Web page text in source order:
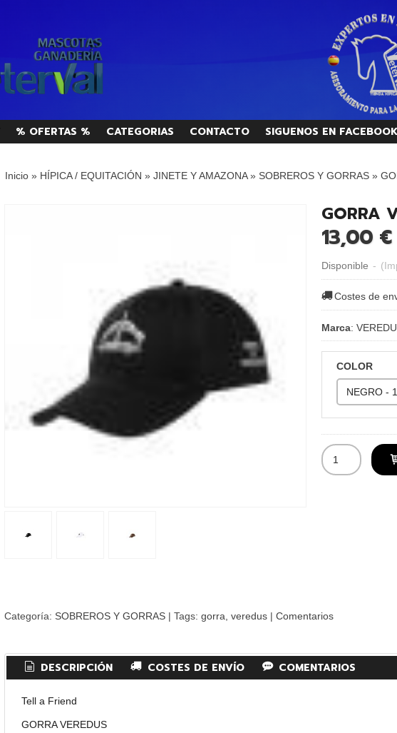
% OFERTAS % CATEGORIAS CONTACTO SIGUENOS EN FACEBOOK
Inicio» HÍPICA / EQUITACIÓN » JINETE Y AMAZONA» SOBREROS Y GORRAS»
GORRA
13,00 €
Disponible -
Costes de
Marca:
COLOR
Categoría: SOBREROS Y GORRAS| Tags: gorra veredus | Comentarios
DESCRIPCIÓN COSTES DE ENVÍO COMENTARIOS
Tell a Friend
GORRA VEREDUS